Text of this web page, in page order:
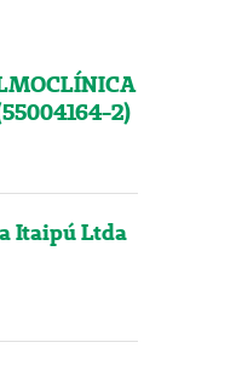
2)
Itaipú Ltda